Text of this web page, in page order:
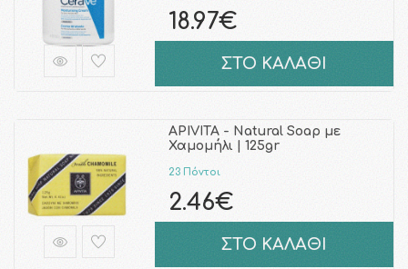
18.97€
ΣΤΟ ΚΑΛΑΘΙ
APIVITA - Natural Soap με
Χαμομήλι | 125gr
23 Πόντοι
2.46€
ΣΤΟ ΚΑΛΑΘΙ